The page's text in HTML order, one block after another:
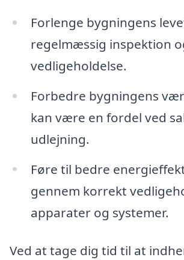
Forlenge bygningens
regelmæssig inspektion
vedligeholdelse.
Forbedre bygningens
kan være en fordel ved
udlejning.
Føre til bedre
gennem korrekt
apparater og systemer.
Ved at tage dig tid til at